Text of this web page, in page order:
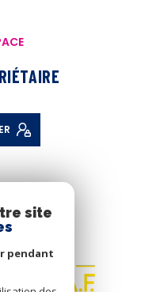
site
pendant